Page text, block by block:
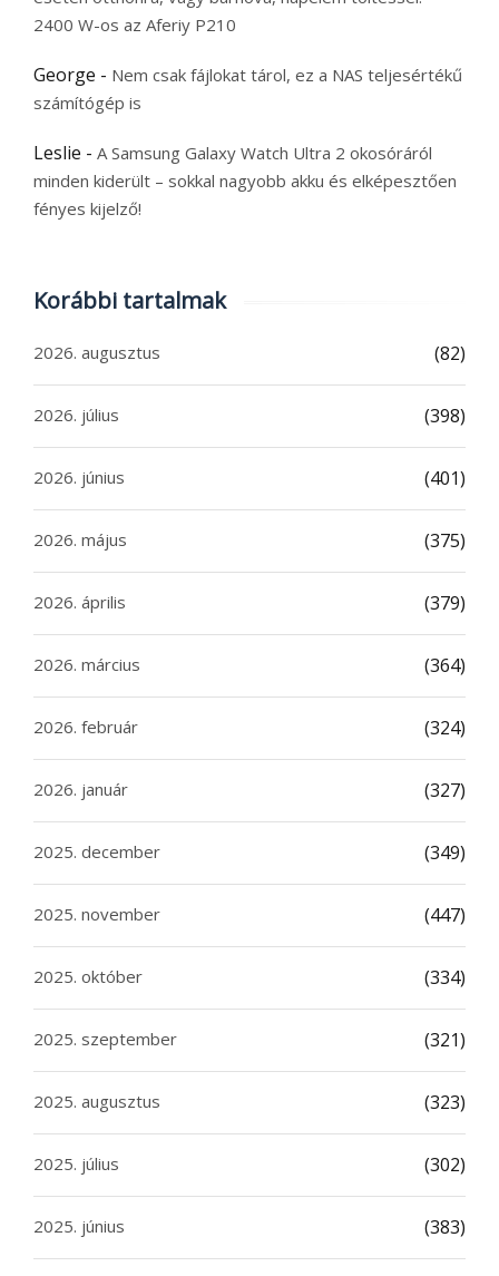
2400 W-os az Aferiy P210
George - Nem csak fájlokat tárol, ez a NAS teljesértékű
számítógép is
Leslie - A Samsung Galaxy Watch Ultra 2 okosóráról
minden kiderült – sokkal nagyobb akku és elképesztően
fényes kijelző!
Korábbi tartalmak
2026. augusztus (82)
2026. július (398)
2026. június (401)
2026. május (375)
2026. április (379)
2026. március (364)
2026. február (324)
2026. január (327)
2025. december (349)
2025. november (447)
2025. október (334)
2025. szeptember (321)
2025. augusztus (323)
2025. július (302)
2025. június (383)